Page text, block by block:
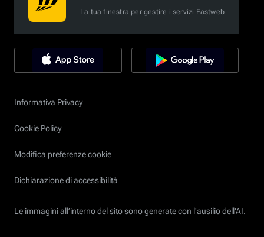
La tua finestra per gestire i servizi Fastweb
Informativa Privacy
Cookie Policy
Modifica preferenze cookie
Dichiarazione di accessibilità
Le immagini all’interno del sito sono generate con l'ausilio dell'AI.